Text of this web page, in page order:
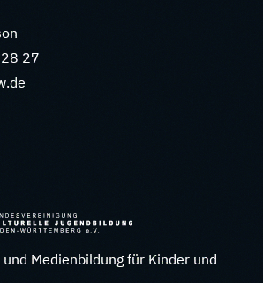
27
Medienbildung für Kinder und